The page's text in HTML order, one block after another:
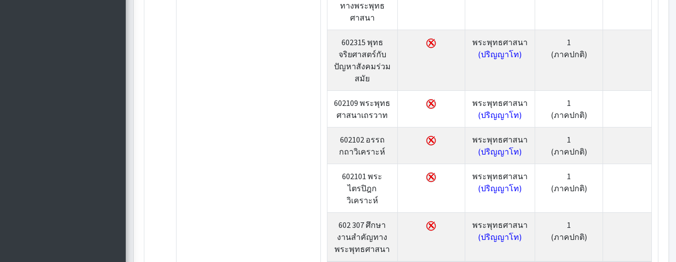
ทางพระพุทธ
ศาสนา
602315 พุทธ
จริยศาสตร์กับ
ปัญหาสังคมร่วม
สมัย
พระพุทธศาสนา
(ปริญญาโท)
1
(ภาคปกติ)
602109 พระพุทธ
ศาสนาเถรวาท
พระพุทธศาสนา
(ปริญญาโท)
1
(ภาคปกติ)
602102 อรรถ
กถาวิเคราะห์
พระพุทธศาสนา
(ปริญญาโท)
1
(ภาคปกติ)
602101 พระ
ไตรปิฎก
วิเคราะห์
พระพุทธศาสนา
(ปริญญาโท)
1
(ภาคปกติ)
602 307 ศึกษา
งานสำคัญทาง
พระพุทธศาสนา
พระพุทธศาสนา
(ปริญญาโท)
1
(ภาคปกติ)